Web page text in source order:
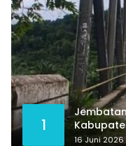
1
total
16 Juni 2026